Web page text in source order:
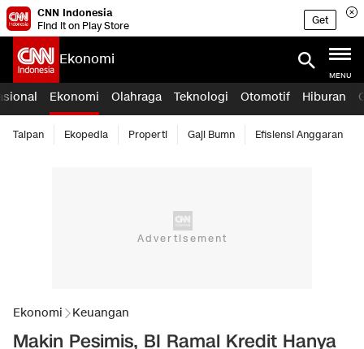
CNN Indonesia
Find it on Play Store
Get
Ekonomi
MENU
Ekonomi Olahraga Teknologi Otomotif Hiburan
Taipan Ekopedia Properti Gaji Bumn Efisiensi Anggaran
Ekonomi Keuangan
Makin Pesimis, BI Ramal Kredit Hanya